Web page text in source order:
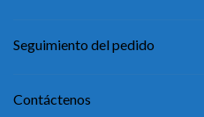
Seguimiento del pedido
Contáctenos